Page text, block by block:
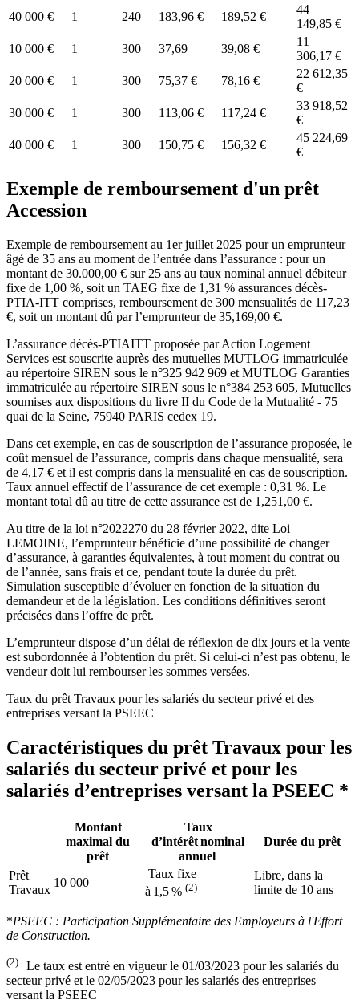
40 000 €
1 240 183,96 € 189,52 €
44
149,85 €
10 000 €
1 300 37,69 39,08 €
11
306,17 €
20 000 €
1 300 75,37 € 78,16 €
22 612,35
€
30 000 €
1 300 113,06 € 117,24 €
33 918,52
€
40 000 €
1 300 150,75 € 156,32 €
45 224,69
€
Exemple de remboursement d'un prêt
Accession
Exemple de remboursement au 1er juillet 2025 pour un emprunteur
âgé de 35 ans au moment de l’entrée dans l’assurance : pour un
montant de 30.000,00 € sur 25 ans au taux nominal annuel débiteur
fixe de 1,00 %, soit un TAEG fixe de 1,31 % assurances décès-
PTIA-ITT comprises, remboursement de 300 mensualités de 117,23
€, soit un montant dû par l’emprunteur de 35,169,00 €.
L’assurance décès-PTIAITT proposée par Action Logement
Services est souscrite auprès des mutuelles MUTLOG immatriculée
au répertoire SIREN sous le n°325 942 969 et MUTLOG Garanties
immatriculée au répertoire SIREN sous le n°384 253 605, Mutuelles
soumises aux dispositions du livre II du Code de la Mutualité - 75
quai de la Seine, 75940 PARIS cedex 19.
Dans cet exemple, en cas de souscription de l’assurance proposée, le
coût mensuel de l’assurance, compris dans chaque mensualité, sera
de 4,17 € et il est compris dans la mensualité en cas de souscription.
Taux annuel effectif de l’assurance de cet exemple : 0,31 %. Le
montant total dû au titre de cette assurance est de 1,251,00 €.
Au titre de la loi n°2022270 du 28 février 2022, dite Loi
LEMOINE, l’emprunteur bénéficie d’une possibilité de changer
d’assurance, à garanties équivalentes, à tout moment du contrat ou
de l’année, sans frais et ce, pendant toute la durée du prêt.
Simulation susceptible d’évoluer en fonction de la situation du
demandeur et de la législation. Les conditions définitives seront
précisées dans l’offre de prêt.
L’emprunteur dispose d’un délai de réflexion de dix jours et la vente
est subordonnée à l’obtention du prêt. Si celui-ci n’est pas obtenu, le
vendeur doit lui rembourser les sommes versées.
Taux du prêt Travaux pour les salariés du secteur privé et des
entreprises versant la PSEEC
Caractéristiques du prêt Travaux pour les
salariés du secteur privé et pour les
salariés d’entreprises versant la PSEEC *
Montant
maximal du
prêt
Taux
d’intérêt nominal
annuel
Durée du prêt
Prêt
Travaux
10 000
Taux fixe
à 1,5 % (2)
Libre, dans la
limite de 10 ans
*PSEEC : Participation Supplémentaire des Employeurs à l'Effort
de Construction.
(2) : Le taux est entré en vigueur le 01/03/2023 pour les salariés du
secteur privé et le 02/05/2023 pour les salariés des entreprises
versant la PSEEC